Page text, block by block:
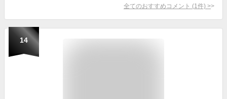
全てのおすすめコメント (1 件) >
14